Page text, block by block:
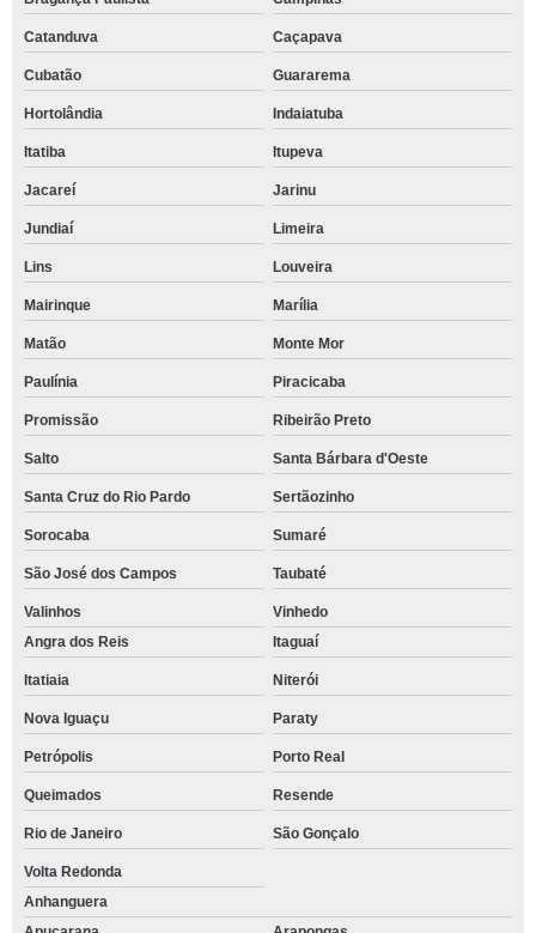
Catanduva Caçapava
Cubatão Guararema
Hortolândia Indaiatuba
Itatiba Itupeva
Jacareí Jarinu
Jundiaí Limeira
Lins Louveira
Mairinque Marília
Matão Monte Mor
Paulínia Piracicaba
Promissão Ribeirão Preto
Salto Santa Bárbara d'Oeste
Santa Cruz do Rio Pardo Sertãozinho
Sorocaba Sumaré
São José dos Campos Taubaté
Valinhos
Vinhedo
Angra dos Reis
Itaguaí
Itatiaia Niterói
Nova Iguaçu Paraty
Petrópolis Porto Real
Queimados Resende
Rio de Janeiro São Gonçalo
Volta Redonda
Anhanguera